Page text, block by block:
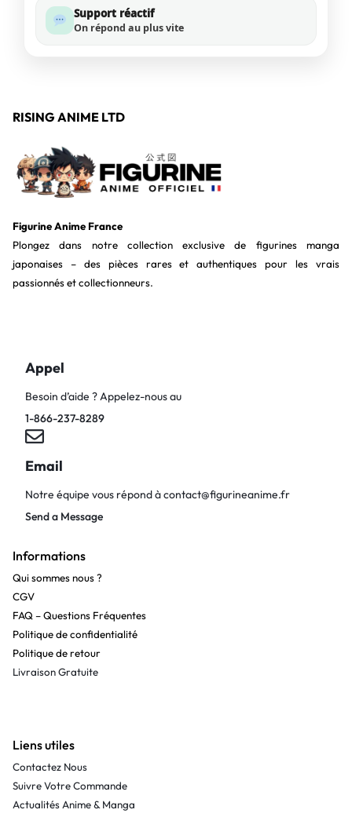
Support réactif
On répond au plus vite
RISING ANIME LTD
Figurine Anime France
Plongez dans notre collection exclusive de figurines manga
japonaises – des pièces rares et authentiques pour les vrais
passionnés et collectionneurs.
Appel
Besoin d’aide ? Appelez-nous au
1-866-237-8289
Email
Notre équipe vous répond àcontact@figurineanime.fr
Send a Message
Informations
Qui sommes nous ?
CGV
FAQ – Questions Fréquentes
Politique de confidentialité
Politique de retour
Livraison Gratuite
Liens utiles
Contactez Nous
Suivre Votre Commande
Actualités Anime & Manga